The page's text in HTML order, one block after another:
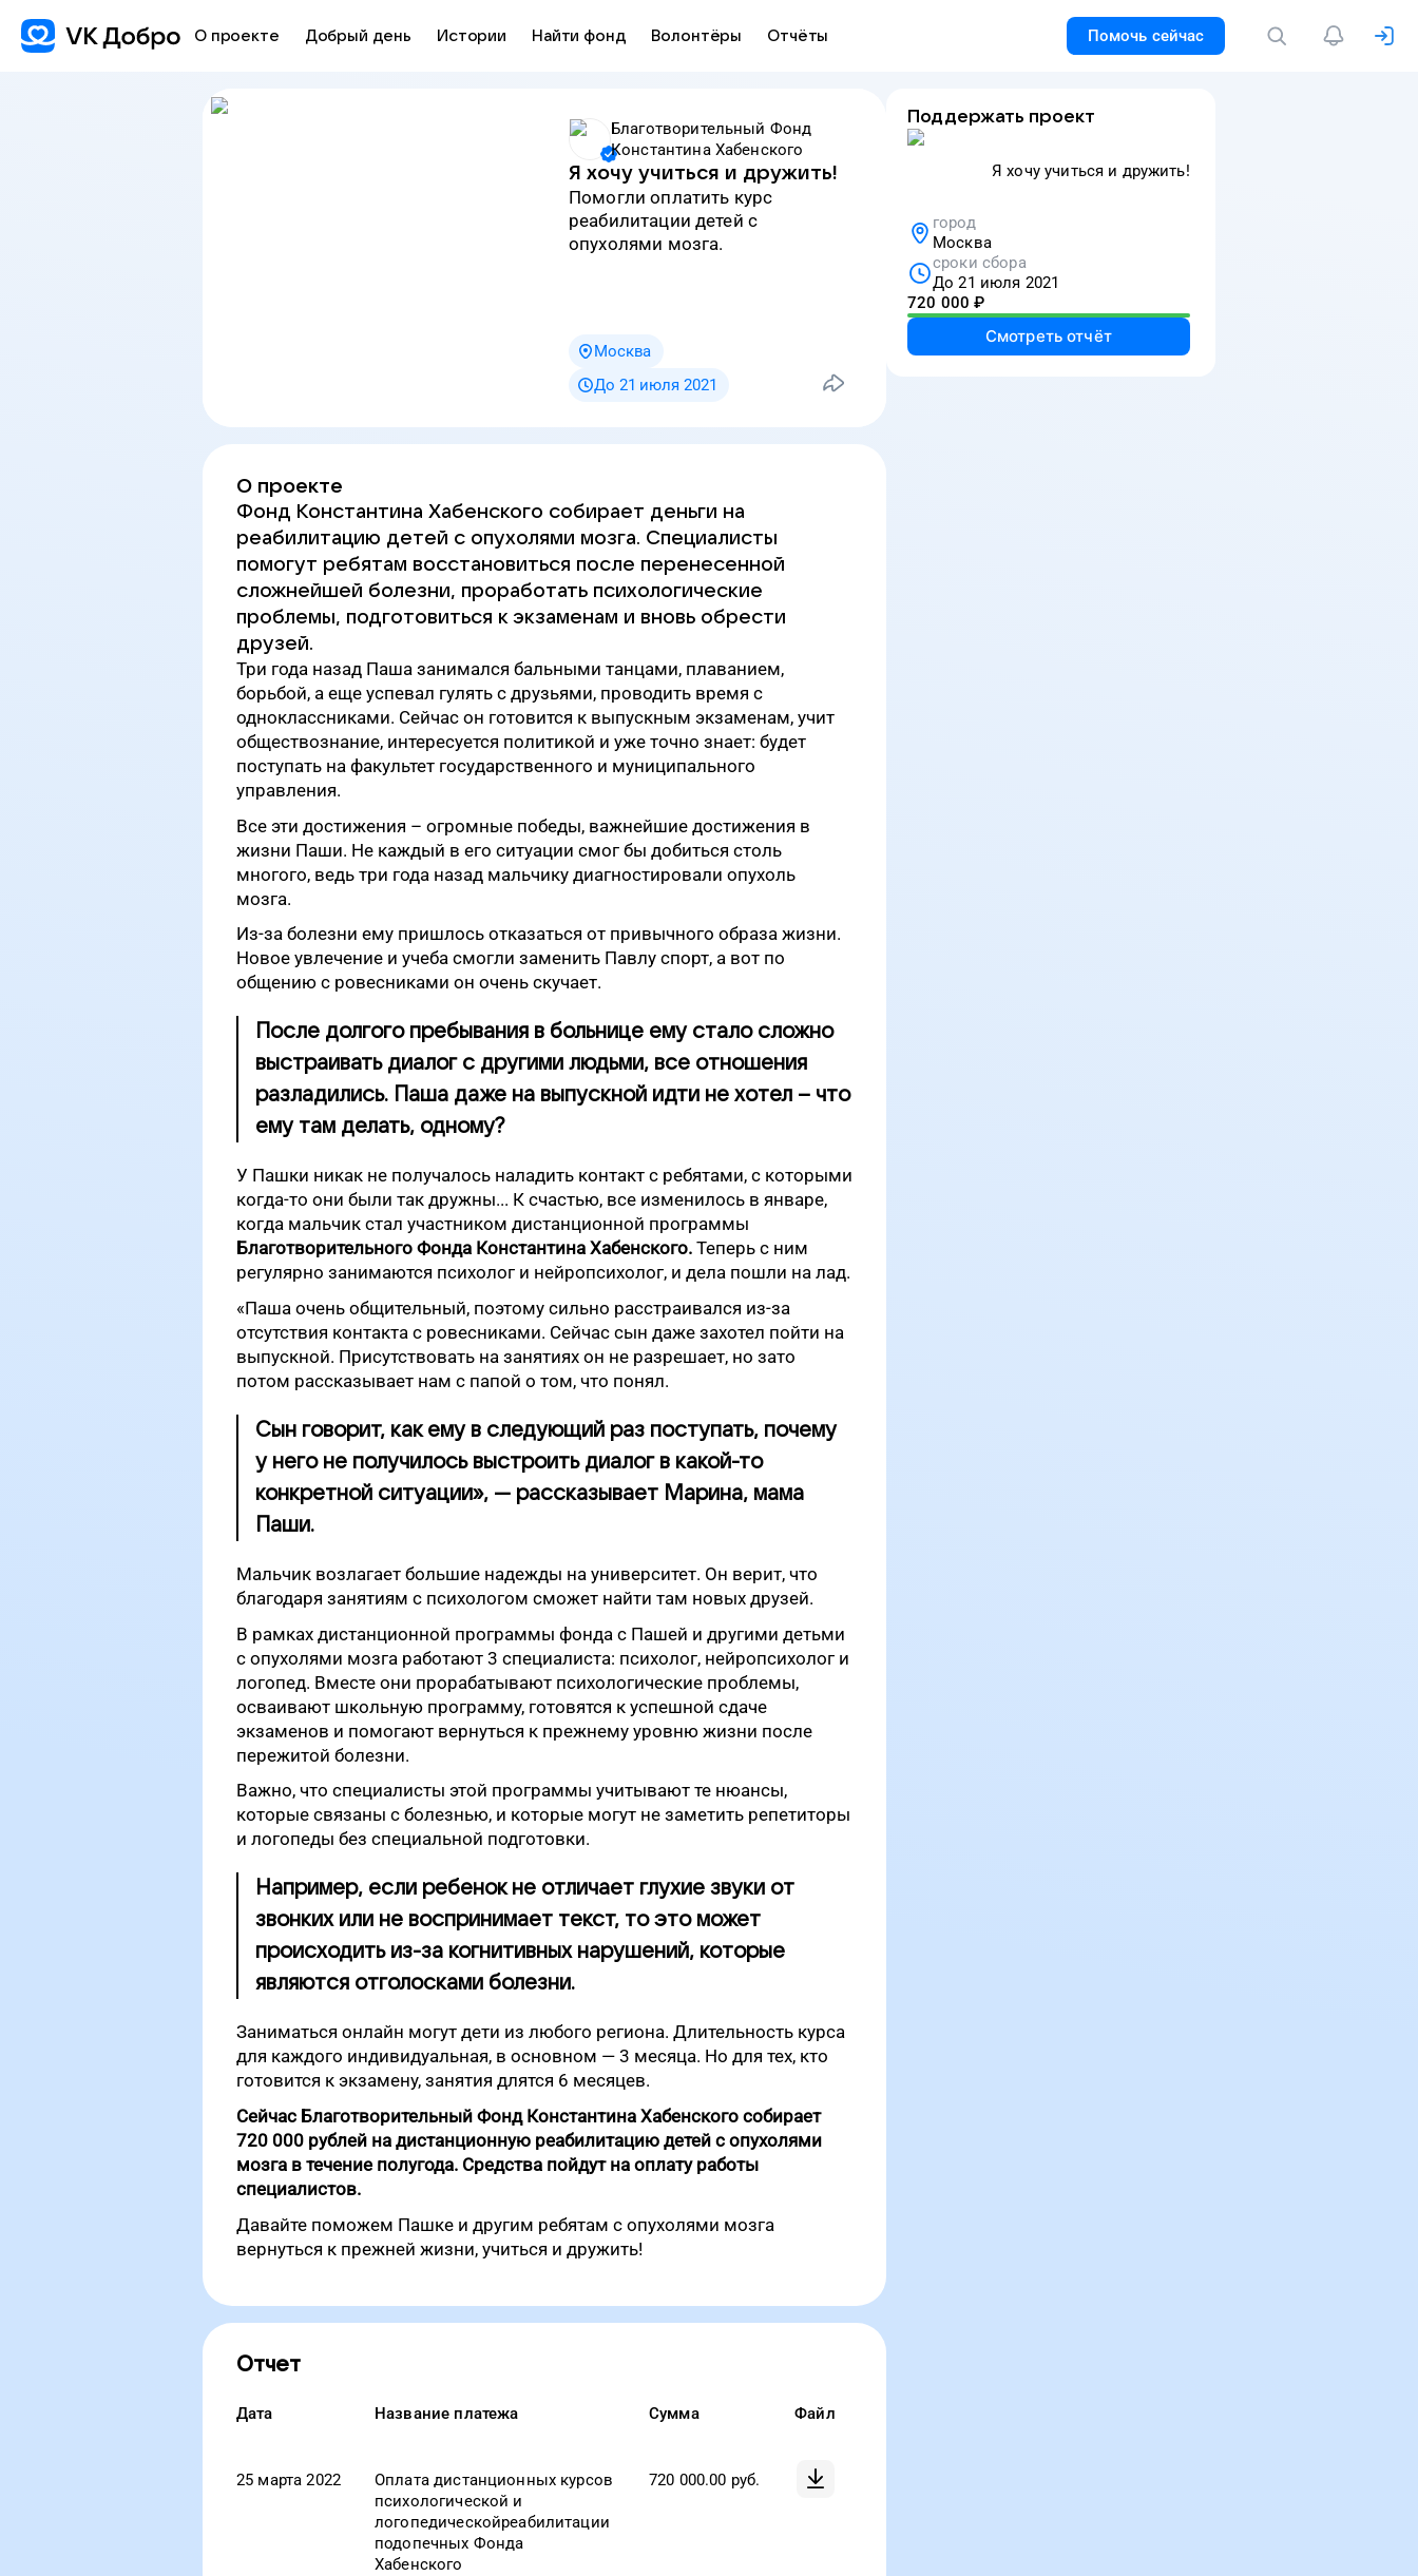
О проекте Добрый день Истории Найти фонд Волонтёры Отчёты Помочь сейчас
Благотворительный Фонд
Константина Хабенского
Я хочу учиться и дружить!
Помогли оплатить курс
реабилитации детей с
опухолями мозга.
Москва
До 21 июля 2021
О проекте
Фонд Константина Хабенского собирает деньги на
реабилитацию детей с опухолями мозга. Специалисты
помогут ребятам восстановиться после перенесенной
сложнейшей болезни, проработать психологические
проблемы, подготовиться к экзаменам и вновь обрести
друзей.
Три года назад Паша занимался бальными танцами, плаванием,
борьбой, а еще успевал гулять с друзьями, проводить время с
одноклассниками. Сейчас он готовится к выпускным экзаменам, учит
обществознание, интересуется политикой и уже точно знает: будет
поступать на факультет государственного и муниципального
управления.
Все эти достижения – огромные победы, важнейшие достижения в
жизни Паши. Не каждый в его ситуации смог бы добиться столь
многого, ведь три года назад мальчику диагностировали опухоль
мозга.
Из-за болезни ему пришлось отказаться от привычного образа жизни.
Новое увлечение и учеба смогли заменить Павлу спорт, а вот по
общению с ровесниками он очень скучает.
После долгого пребывания в больнице ему стало сложно
выстраивать диалог с другими людьми, все отношения
разладились. Паша даже на выпускной идти не хотел – что
ему там делать, одному?
У Пашки никак не получалось наладить контакт с ребятами, с которыми
когда-то они были так дружны... К счастью, все изменилось в январе,
когда мальчик стал участником дистанционной программы
Благотворительного Фонда Константина Хабенского. Теперь с ним
регулярно занимаются психолог и нейропсихолог, и дела пошли на лад.
«Паша очень общительный, поэтому сильно расстраивался из-за
отсутствия контакта с ровесниками. Сейчас сын даже захотел пойти на
выпускной. Присутствовать на занятиях он не разрешает, но зато
потом рассказывает нам с папой о том, что понял.
Сын говорит, как ему в следующий раз поступать, почему
у него не получилось выстроить диалог в какой-то
конкретной ситуации», — рассказывает Марина, мама
Паши.
Мальчик возлагает большие надежды на университет. Он верит, что
благодаря занятиям с психологом сможет найти там новых друзей.
В рамках дистанционной программы фонда с Пашей и другими детьми
с опухолями мозга работают 3 специалиста: психолог, нейропсихолог и
логопед. Вместе они прорабатывают психологические проблемы,
осваивают школьную программу, готовятся к успешной сдаче
экзаменов и помогают вернуться к прежнему уровню жизни после
пережитой болезни.
Важно, что специалисты этой программы учитывают те нюансы,
которые связаны с болезнью, и которые могут не заметить репетиторы
и логопеды без специальной подготовки.
Например, если ребенок не отличает глухие звуки от
звонких или не воспринимает текст, то это может
происходить из-за когнитивных нарушений, которые
являются отголосками болезни.
Заниматься онлайн могут дети из любого региона. Длительность курса
для каждого индивидуальная, в основном — 3 месяца. Но для тех, кто
готовится к экзамену, занятия длятся 6 месяцев.
Сейчас Благотворительный Фонд Константина Хабенского собирает
720 000 рублей на дистанционную реабилитацию детей с опухолями
мозга в течение полугода. Средства пойдут на оплату работы
специалистов.
Давайте поможем Пашке и другим ребятам с опухолями мозга
вернуться к прежней жизни, учиться и дружить!
Отчет
Дата Название платежа Сумма Файл
25 марта 2022
Оплата дистанционных курсов
психологической и
логопедическойреабилитации
подопечных Фонда
Хабенского
720 000.00 руб.
Поддержать проект
Я хочу учиться и дружить!
город
Москва
сроки сбора
До 21 июля 2021
720 000 ₽
Смотреть отчёт